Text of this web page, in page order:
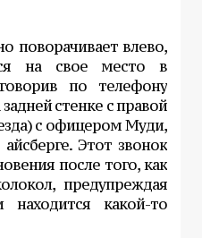
поворачивает влево,
на свое место в
по телефону
стенке с правой
с офицером Муди,
Этот звонок
после того, как
предупреждая
какой-то